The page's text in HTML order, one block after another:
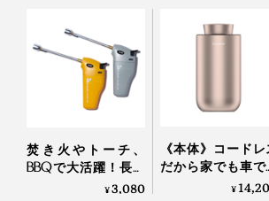
摘みたてのフレッシュハーブ、大
ーキーなパチョリ、針葉樹から分
ルサム(芳香性のある樹脂)をイメー
シダーの木を燃やした時に、ほん
心地よい香り。
焚き火やトーチ、
BBQで大活躍！長い
ノズルで簡単着火、
¥3,080
《本体》コードレ
だから家でも車で
使える、ネブライ
¥